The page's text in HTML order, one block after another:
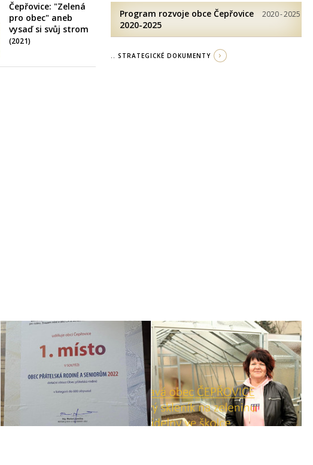
Čepřovice: "Zelená
pro obec" aneb
vysaď si svůj strom
(2021)
Program rozvoje obce Čepřovice
2020-2025
2020-2025
.. STRATEGICKÉ DOKUMENTY